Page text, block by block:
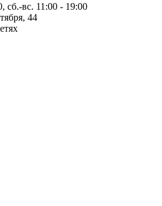
сб.-вс. 11:00 - 19:00
44